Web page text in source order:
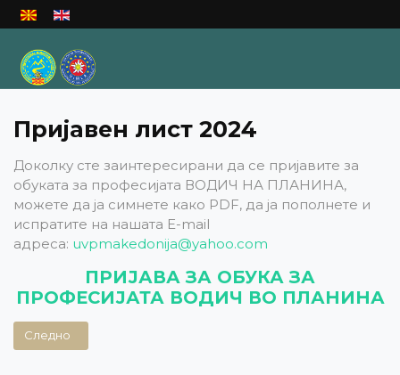
Изберете го вашиот јазик
Пријавен лист 2024
Доколку сте заинтересирани да се пријавите за
обуката за професијата ВОДИЧ НА ПЛАНИНА,
можете да ја симнете како PDF, да ја пополнете и
испратите на нашата E-mail
адреса: uvpmakedonija@yahoo.com
ПРИЈАВА ЗА ОБУКА ЗА
ПРОФЕСИЈАТА ВОДИЧ ВО ПЛАНИНА
Следна статија: Преглед на наставни содржини
Следно